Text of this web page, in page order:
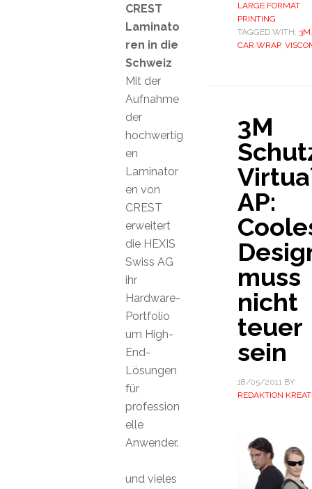
LARGE FORMAT
PRINTING
TAGGED WITH: 3M,
CAR WRAP,
3M
AP:
muss
nicht
teuer
sein
18/05/2011BY
REDAKTION
CREST
Laminato
ren in die
Schweiz
Mit der
Aufnahme
der
hochwertig
en
Laminator
en von
CREST
erweitert
die HEXIS
Swiss AG
ihr
Hardware-
Portfolio
um High-
End-
Lösungen
für
profession
elle
Anwender.
und vieles